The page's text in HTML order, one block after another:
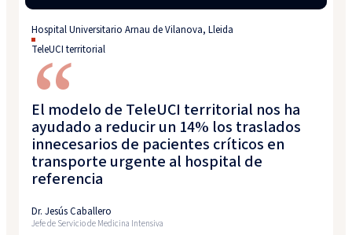
Hospital Universitario Arnau de Vilanova, Lleida
TeleUCI territorial
“
El modelo de TeleUCI territorial nos ha
ayudado a reducir un 14% los traslados
innecesarios de pacientes críticos en
transporte urgente al hospital de
referencia
Dr. Jesús Caballero
Jefe de Servicio de Medicina Intensiva